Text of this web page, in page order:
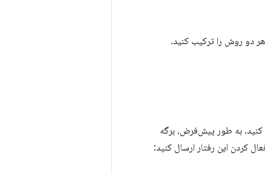
دو روش را ترکیب کنید.
به طور پیش‌فرض، برگه
کردن این رفتار ارسال کنید: